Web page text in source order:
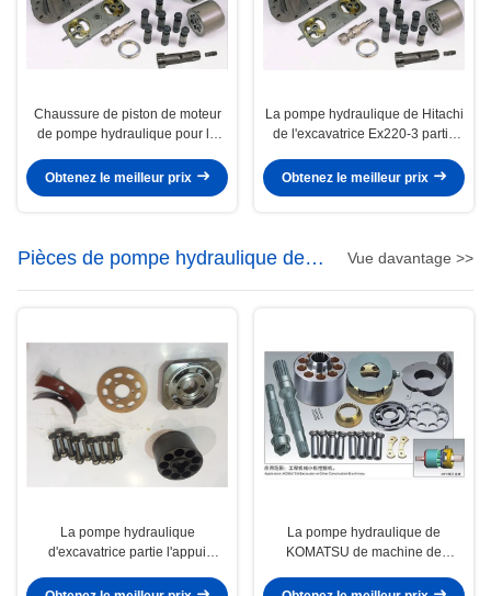
Chaussure de piston de moteur
de pompe hydraulique pour la
de pilote d'excavatrice
Obtenez le meilleur prix
La pompe hydraulique de Hitachi
de l'excavatrice Ex220-3 partie
HPV125B
Obtenez le meilleur prix
Pièces de pompe hydraulique de
KOMATSU
Vue davantage >>
La pompe hydraulique
d'excavatrice partie l'appui
pompe PC220-7 principale
La pompe hydraulique de
KOMATSU de machine de
l'excavatrice Pc200-6 Pc200-7